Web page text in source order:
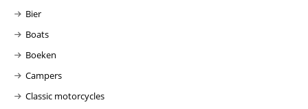
Bier
Boats
Boeken
Campers
Classic motorcycles